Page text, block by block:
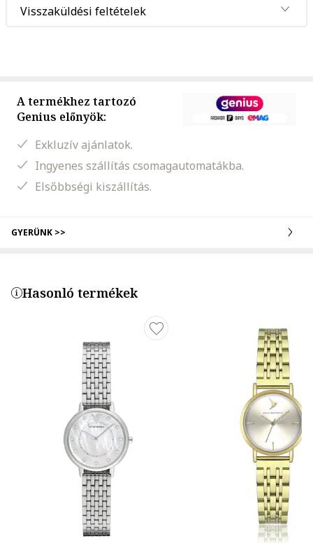
Visszaküldési feltételek
A termékhez tartozó
Genius előnyök:
Exkluzív ajánlatok.
Ingyenes szállítás csomagautomatákba.
Elsőbbségi kiszállítás.
GYERÜNK >>
Hasonló termékek